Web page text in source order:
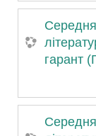
Середня
гарант
Середня